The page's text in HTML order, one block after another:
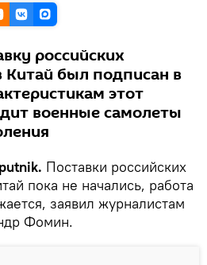
российских
Китай был подписан в
этот
военные самолеты
Поставки российских
пока не начались, работа
заявил журналистам
Фомин.